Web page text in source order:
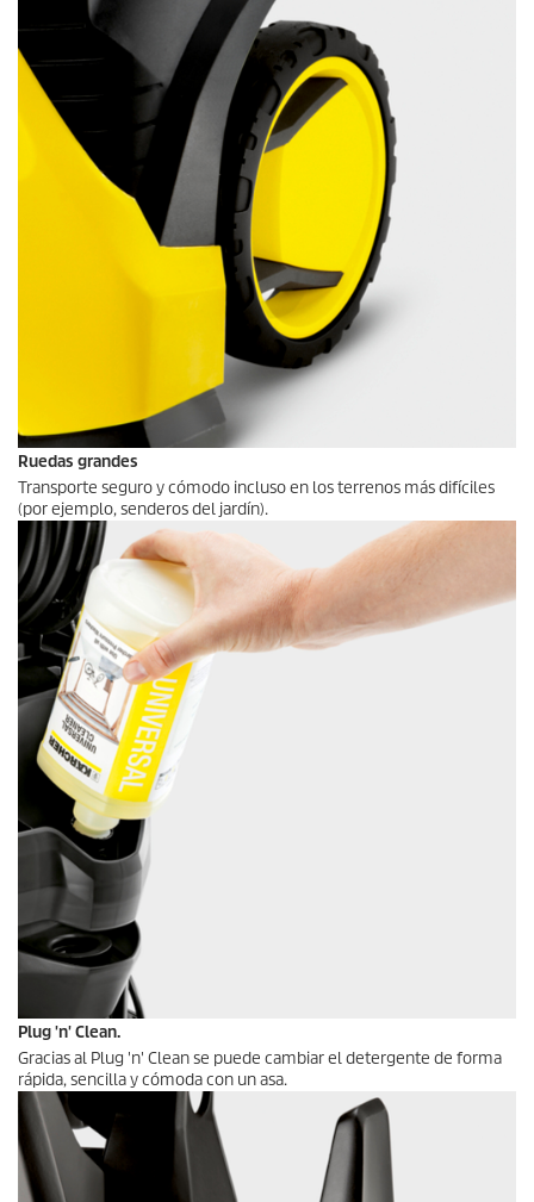
Ruedas grandes
Transporte seguro y cómodo incluso en los terrenos más difíciles
(por ejemplo, senderos del jardín).
Plug 'n' Clean.
Gracias al Plug 'n' Clean se puede cambiar el detergente de forma
rápida, sencilla y cómoda con un asa.